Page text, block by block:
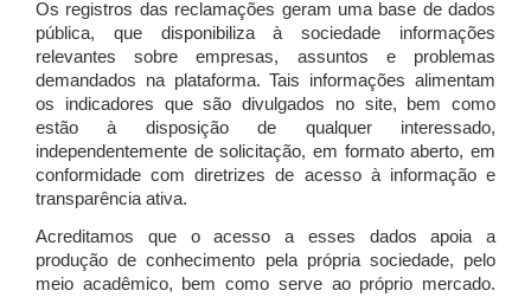
Os registros das reclamações geram uma base de dados
pública, que disponibiliza à sociedade informações
relevantes sobre empresas, assuntos e problemas
demandados na plataforma. Tais informações alimentam
os indicadores que são divulgados no site, bem como
estão à disposição de qualquer interessado,
independentemente de solicitação, em formato aberto, em
conformidade com diretrizes de acesso à informação e
transparência ativa.
Acreditamos que o acesso a esses dados apoia a
produção de conhecimento pela própria sociedade, pelo
meio acadêmico, bem como serve ao próprio mercado.